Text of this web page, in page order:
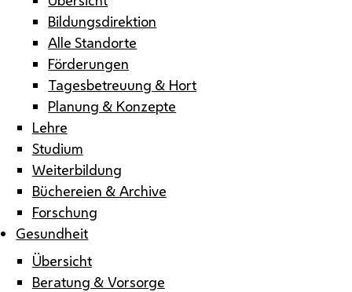
Bildungsdirektion
Alle Standorte
Förderungen
Tagesbetreuung & Hort
Planung & Konzepte
Lehre
Studium
Weiterbildung
Büchereien & Archive
Forschung
Gesundheit
Übersicht
Beratung & Vorsorge